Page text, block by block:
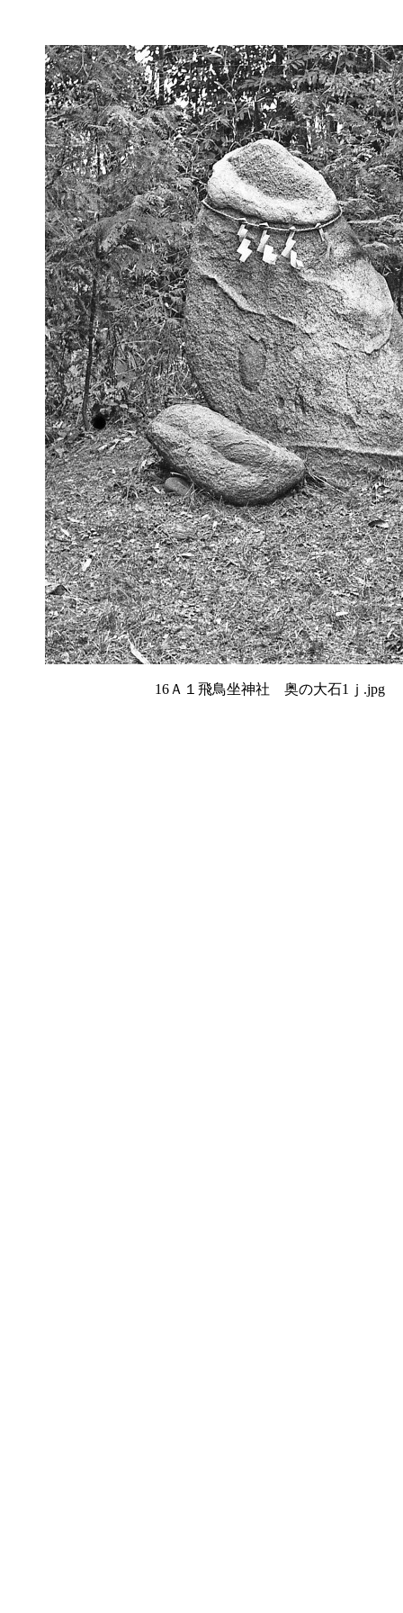
16Ａ１飛鳥坐神社 奥の大石1ｊ.jpg